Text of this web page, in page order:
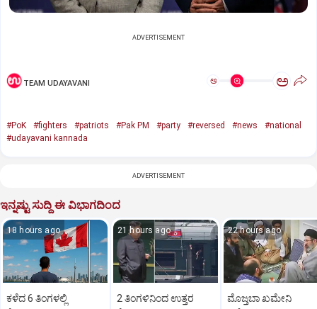
ADVERTISEMENT
TEAM UDAYAVANI ಅ ಅ
#PoK #fighters #patriots #Pak PM #party #reversed #news
#national
#udayavani kannada
ADVERTISEMENT
ಇನ್ನಷ್ಟು ಸುದ್ದಿ ಈ ವಿಭಾಗದಿಂದ
18 hours ago
ಕಳೆದ 6 ತಿಂಗಳಲ್ಲಿ
21 hours ago
2 ತಿಂಗಳಿನಿಂದ ಉತ್ತರ
22 hours ago
ಮೊಜ್ತಬಾ ಖಮೇನಿ